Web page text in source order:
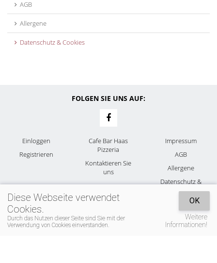
AGB
Allergene
Datenschutz & Cookies
FOLGEN SIE UNS AUF:
Einloggen
Registrieren
Cafe Bar Haas
Pizzeria
Kontaktieren Sie
uns
Impressum
AGB
Allergene
Datenschutz &
Cookies
Diese Webseite verwendet
Cookies.
Durch das Nutzen dieser Seite sind Sie mit der
Verwendung von Cookies einverstanden.
OK
Weitere
Informationen!